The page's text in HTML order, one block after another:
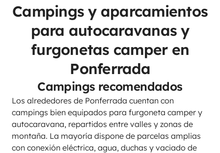
Campings y aparcamientos
para autocaravanas y
furgonetas camper en
Ponferrada
Campings recomendados
Los alrededores de Ponferrada cuentan con
campings bien equipados para furgoneta camper y
autocaravana, repartidos entre valles y zonas de
montaña. La mayoría dispone de parcelas amplias
con conexión eléctrica, agua, duchas y vaciado de